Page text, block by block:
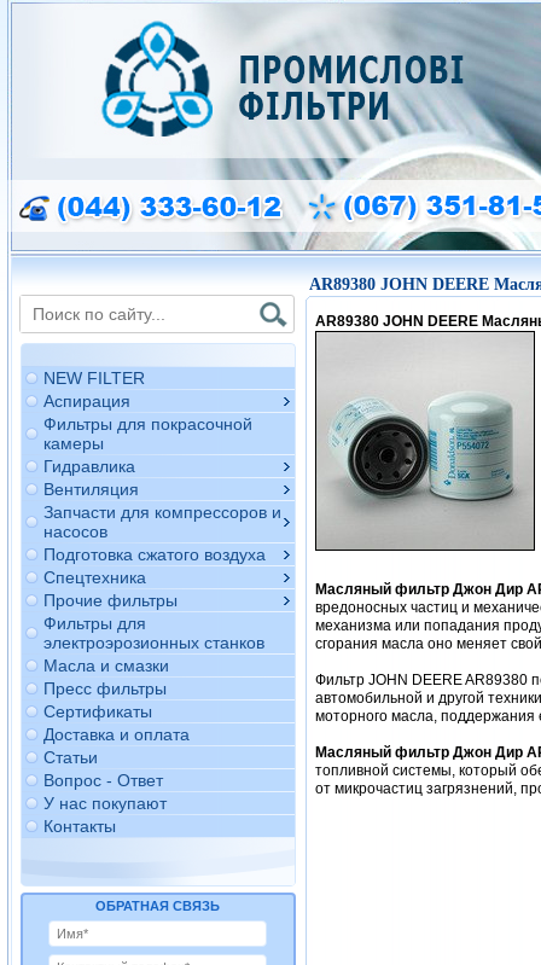
NEW FILTER
Аспирация
Фильтры для покрасочной
камеры
Гидравлика
Вентиляция
Запчасти для компрессоров и
насосов
Подготовка сжатого воздуха
Спецтехника
Прочие фильтры
Фильтры для
электроэрозионных станков
Масла и смазки
Пресс фильтры
Сертификаты
Доставка и оплата
Статьи
Вопрос - Ответ
У нас покупают
Контакты
ОБРАТНАЯ СВЯЗЬ
AR89380 JOHN DEERE
AR89380 JOHN DEERE
Масляный фильтр Джон Дир
вредоносных частиц и
механизма или попадания
сгорания масла оно меняет
Фильтр JOHN DEERE AR89380
автомобильной и другой
моторного масла, поддержания
Масляный фильтр Джон Дир
топливной системы, который
от микрочастиц загрязнений,